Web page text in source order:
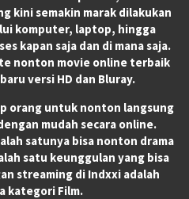
kini semakin marak dilakukan
komputer, laptop, hingga
kapan saja dan di mana saja.
nonton movie online terbaik
versi HD dan Bluray.
orang untuk nonton langsung
mudah secara online.
satunya bisa nonton drama
satu keunggulan yang bisa
streaming di Indxxi adalah
kategori Film.